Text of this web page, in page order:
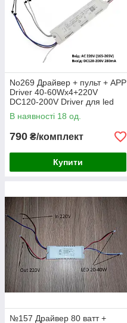
No269 Драйвер + пульт + APP
Driver 40-60Wx4+220V
DC120-200V Driver для led
люстр 40-60Wx4 (4x2pin або
2x3pin)
В наявності 18 од.
790 ₴/комплект
Купити
№157 Драйвер 80 ватт +